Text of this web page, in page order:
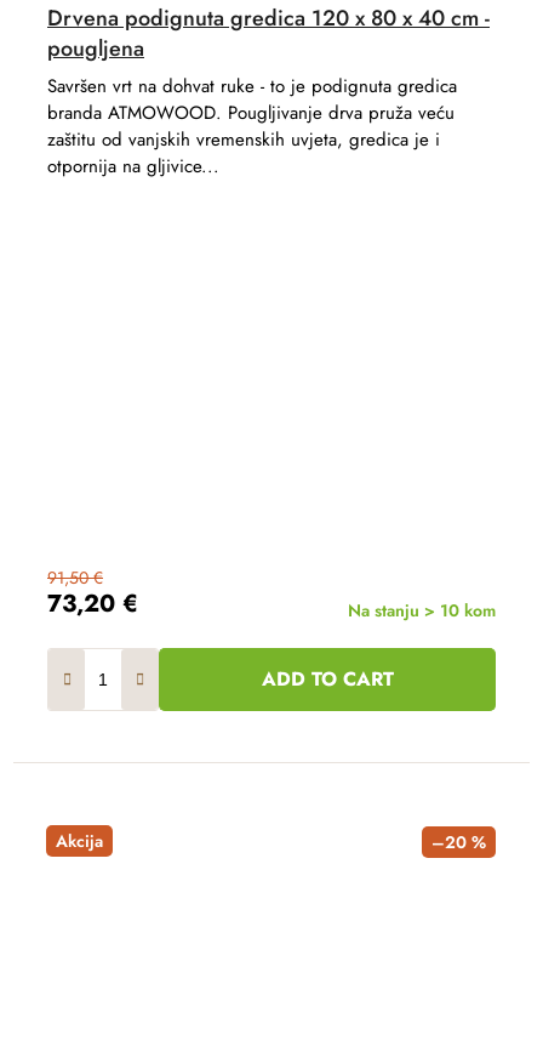
Drvena podignuta gredica 120 x 80 x 40 cm -
pougljena
73,20 €
91,50 €
Na stanju > 10 kom
ADD TO CART
Savršen vrt na dohvat ruke - to je podignuta gredica
branda ATMOWOOD. Pougljivanje drva pruža veću
zaštitu od vanjskih vremenskih uvjeta, gredica je i
otpornija na gljivice...
Akcija –20 %